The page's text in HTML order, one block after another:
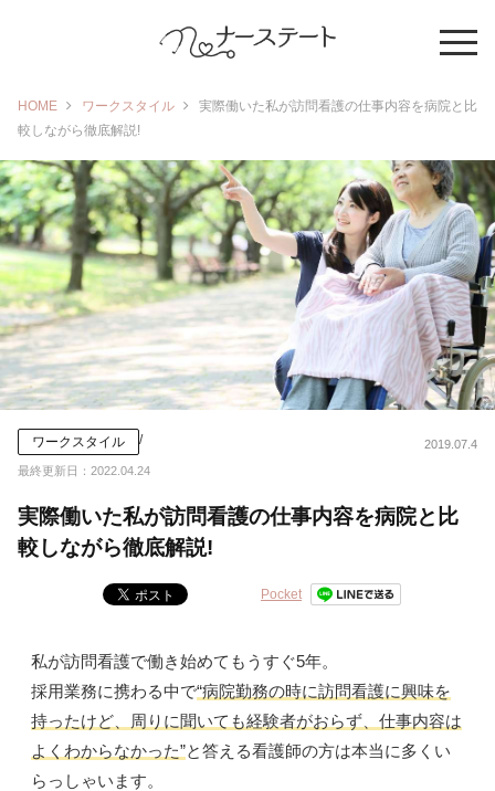
HOME ワークスタイル
実際働いた私が訪問看護の仕事内容を病院と比
較しながら徹底解説!
ワークスタイル 2019.07.4
/
最終更新日： 2022.04.24
実際働いた私が訪問看護の仕事内容を病院と比
較しながら徹底解説!
Pocket
私が訪問看護で働き始めてもうすぐ5年。
採用業務に携わる中で“病院勤務の時に訪問看護に興味を
持ったけど、
周りに聞いても経験者がおらず、仕事内容は
よくわからなかった”と答える看護師の方は本当に多くい
らっしゃいます。